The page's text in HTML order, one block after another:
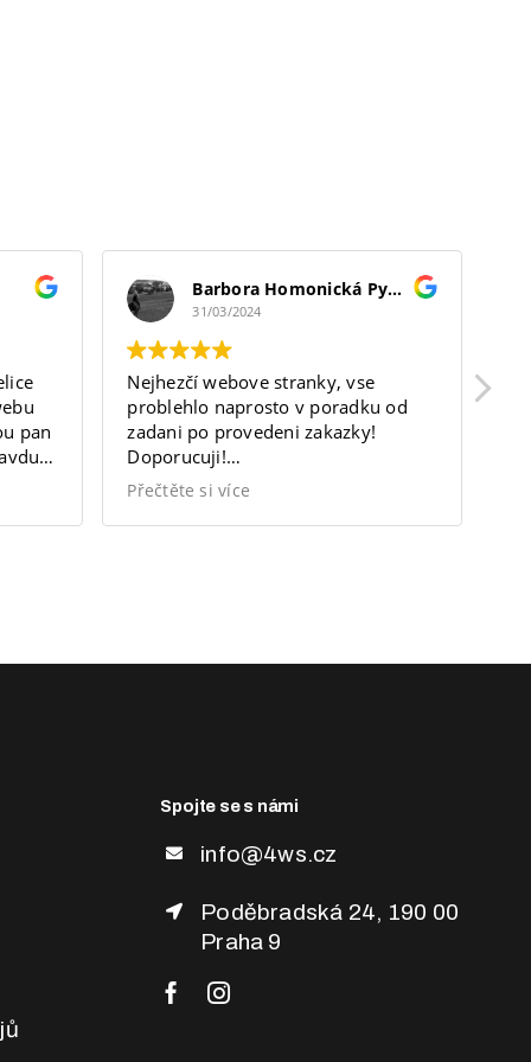
pan
Barbora Homonická Pyšková
31/03/2024
Nejhezčí webove stranky, vse
problehlo naprosto v poradku od
zadani po provedeni zakazky!
Doporucuji!
https://bodytherapist.cz/
Přečtěte si více
Spojte se s námi
info@4ws.cz
Poděbradská 24, 190 00
Praha 9